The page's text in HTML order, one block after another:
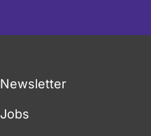
Newsletter
Jobs